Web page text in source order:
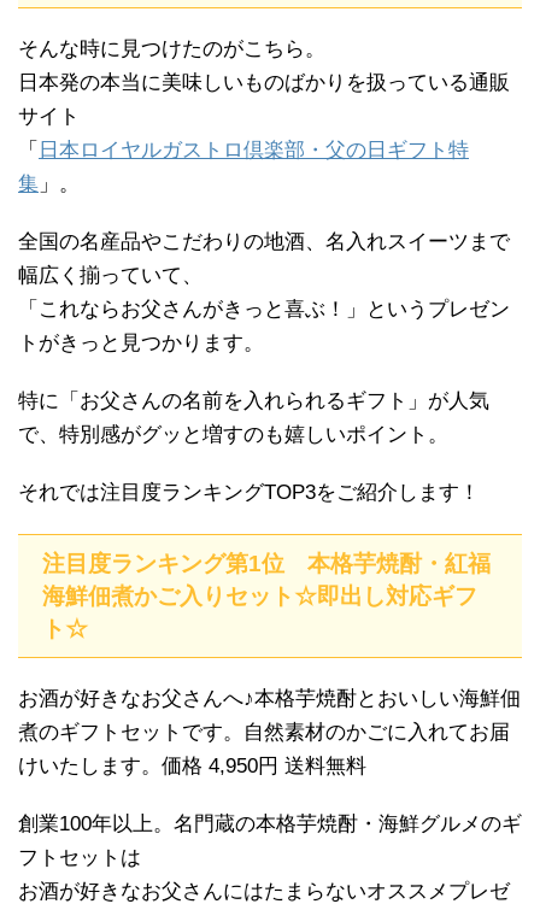
そんな時に見つけたのがこちら。
日本発の本当に美味しいものばかりを扱っている通販
サイト
「 日本ロイヤルガストロ倶楽部・父の日ギフト特
集 」。
全国の名産品やこだわりの地酒、名入れスイーツまで
幅広く揃っていて、
「これならお父さんがきっと喜ぶ！」というプレゼン
トがきっと見つかります。
特に「お父さんの名前を入れられるギフト」が人気
で、特別感がグッと増すのも嬉しいポイント。
それでは注目度ランキングTOP3をご紹介します！
注目度ランキング第1位 本格芋焼酎・紅福
海鮮佃煮かご入りセット☆即出し対応ギフ
ト☆
お酒が好きなお父さんへ♪本格芋焼酎とおいしい海鮮佃
煮のギフトセットです。自然素材のかごに入れてお届
けいたします。価格 4,950円 送料無料
創業100年以上。名門蔵の本格芋焼酎・海鮮グルメのギ
フトセットは
お酒が好きなお父さんにはたまらないオススメプレゼ